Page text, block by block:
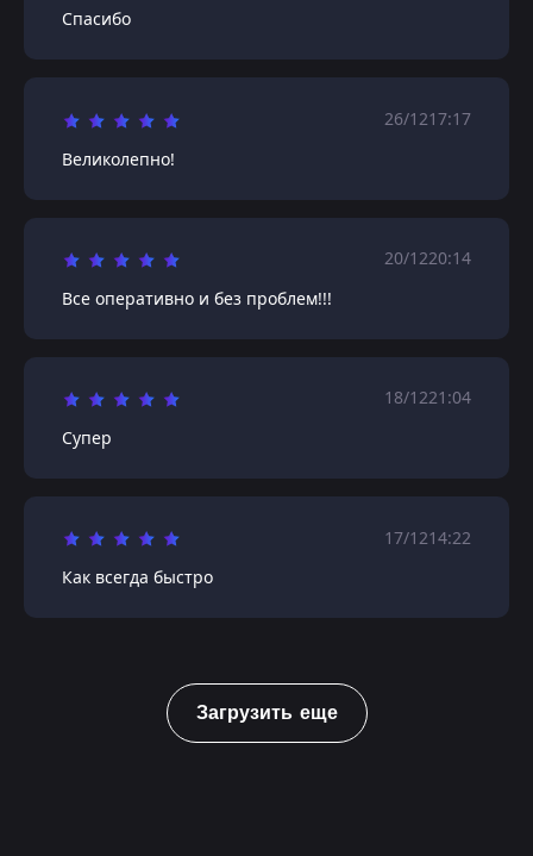
Спасибо
26/1217:17
Великолепно!
20/1220:14
Все оперативно и без проблем!!!
18/1221:04
Супер
17/1214:22
Как всегда быстро
Загрузить еще